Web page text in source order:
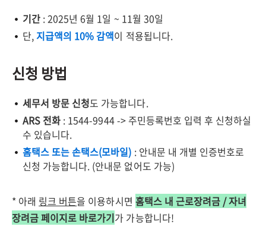
기간 : 2025년 6월 1일 ~ 11월 30일
단,지급액의 10% 감액이 적용됩니다.
신청 방법
세무서 방문 신청도 가능합니다.
ARS 전화 : 1544-9944 -> 주민등록번호 입력 후 신청하실
수 있습니다.
홈택스 또는 손택스(모바일) : 안내문 내 개별 인증번호로
신청 가능합니다. (안내문 없어도 가능)
* 아래 링크 버튼을 이용하시면 홈택스 내 근로장려금 / 자녀
장려금 페이지로 바로가기가 가능합니다!